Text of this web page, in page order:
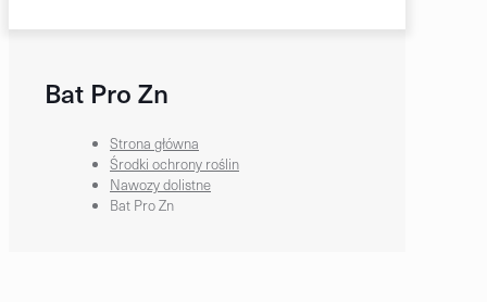
Bat Pro Zn
Strona główna
Środki ochrony roślin
Nawozy dolistne
Bat Pro Zn